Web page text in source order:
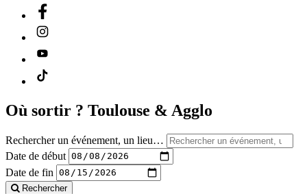
Où sortir ? Toulouse & Agglo
Rechercher un événement, un lieu…
Date de début
Date de fin
Rechercher